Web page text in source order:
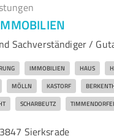
Sachverständiger /
IMMOBILIEN HAUS
MÖLLN KASTORF
SCHARBEUTZ
Sierksrade